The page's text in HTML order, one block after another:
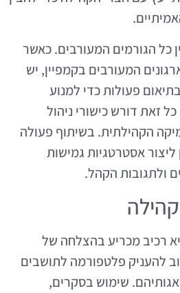
כל הגורמים המעורבים. כאשר
המעורבים בקמפיין, יש
פעולות כדי למנוע
זאת דורש כישורי ניהול
הקהילתית. בשיתוף פעולה
ליצור אסטרטגיות גמישות
ולתגובות הקהל.
רכיב מכריע בהצלחה של
להעניק פלטפורמה לתושבים
שימוש בסקרים,